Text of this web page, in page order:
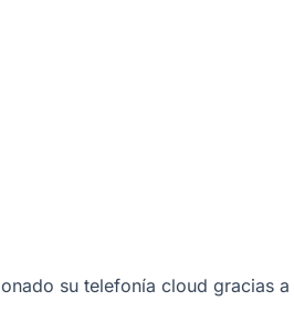
su telefonía cloud gracias a